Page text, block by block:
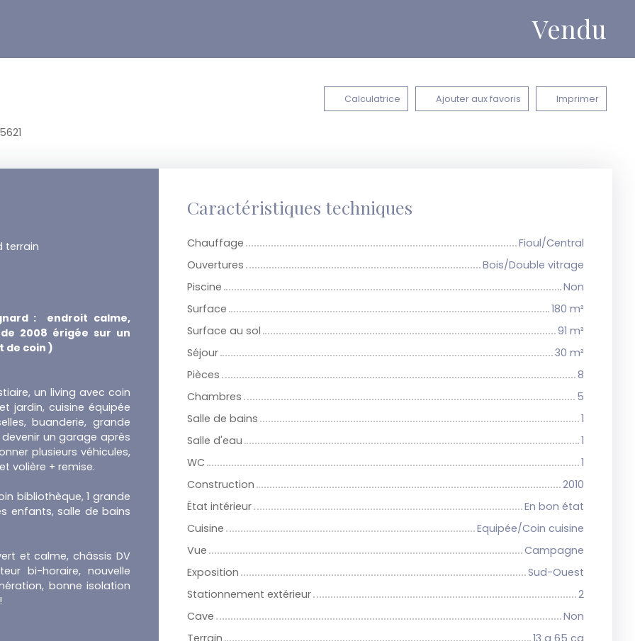
Vendu
Calculatrice Ajouter aux favoris Imprimer
terrain
: endroit calme,
2008 érigée sur un
de coin )
un living avec coin
jardin, cuisine équipée
buanderie, grande
un garage après
plusieurs véhicules,
volière + remise.
bibliothèque, 1 grande
enfants, salle de bains
et calme, châssis DV
bi-horaire, nouvelle
bonne isolation
Caractéristiques techniques
Chauffage
Fioul/Central
Ouvertures
Bois/Double vitrage
Piscine
Non
Surface
180 m²
Surface au sol
91 m²
Séjour
30 m²
Pièces
8
Chambres
5
Salle de bains
1
Salle d'eau
1
WC
1
Construction
2010
État intérieur
En bon état
Cuisine
Equipée/Coin cuisine
Vue
Campagne
Exposition
Sud-Ouest
Stationnement extérieur
2
Cave
Non